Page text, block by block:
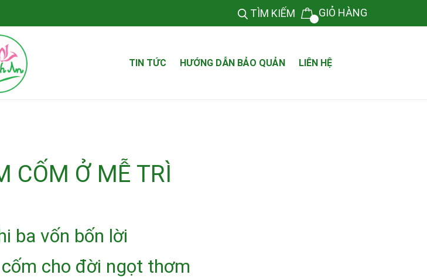
TÌM KIẾM GIỎ HÀNG
TIN TỨC HƯỚNG DẪN BẢO QUẢN LIÊN HỆ
CỐM Ở MỄ TRÌ
ba vốn bốn lời
cho đời ngọt thơm